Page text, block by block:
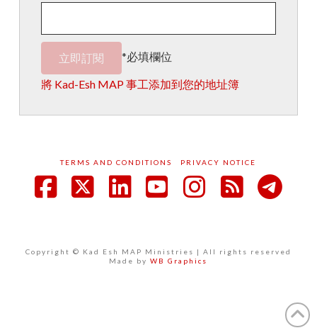
*必填欄位
將 Kad-Esh MAP 事工添加到您的地址簿
TERMS AND CONDITIONS PRIVACY NOTICE
Copyright © Kad Esh MAP Ministries | All rights reserved
Made byWB Graphics